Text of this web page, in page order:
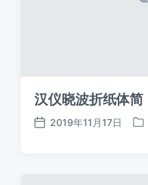
汉仪晓波折纸体简
发
2019年11月17日
发